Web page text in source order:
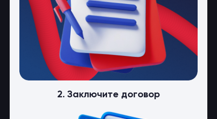
2. Заключите договор